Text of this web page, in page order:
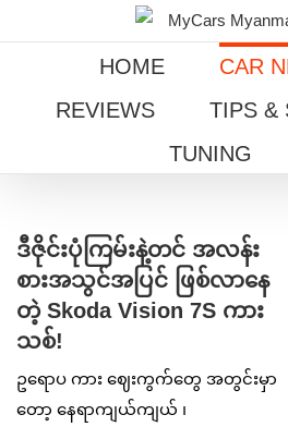
to
HOME
CAR
REVIEWS
TIPS &
TUNING
Larger
Image
ဒီဇိုင်းပုံကြမ်းနဲ့တင် အလန်း
စားအသွင်အပြင် ဖြစ်လာနေ
တဲ့ Skoda Vision 7S ကား
သစ်!
ဥရောပ ကား ဈေးကွက်တွေ အတွင်းမှာ
တော့ နေရာကျယ်ကျယ် ၊